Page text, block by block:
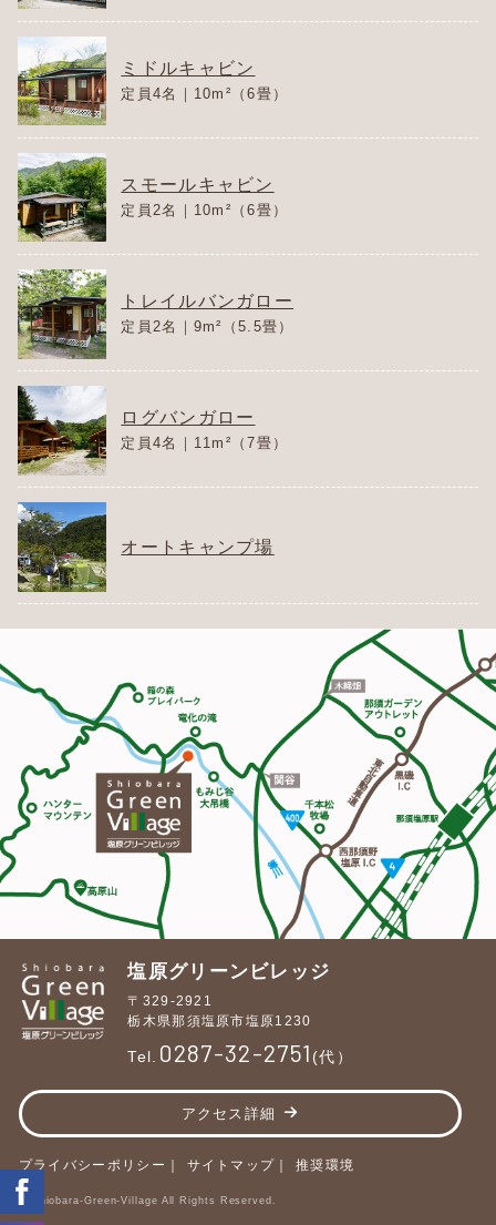
ミドルキャビン
定員4名｜10m²（6畳）
スモールキャビン
定員2名｜10m²（6畳）
トレイルバンガロー
定員2名｜9m²（5.5畳）
ログバンガロー
定員4名｜11m²（7畳）
オートキャンプ場
塩原グリーンビレッジ
〒329-2921
栃木県那須塩原市塩原1230
Tel. 0287-32-2751 (代）
アクセス詳細
プライバシーポリシー サイトマップ 推奨環境
© Shiobara-Green-Village All Rights Reserved.